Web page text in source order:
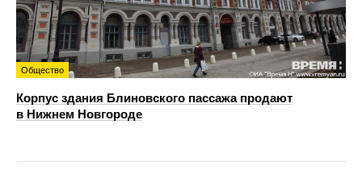
Общество
Корпус здания Блиновского пассажа продают
в Нижнем Новгороде